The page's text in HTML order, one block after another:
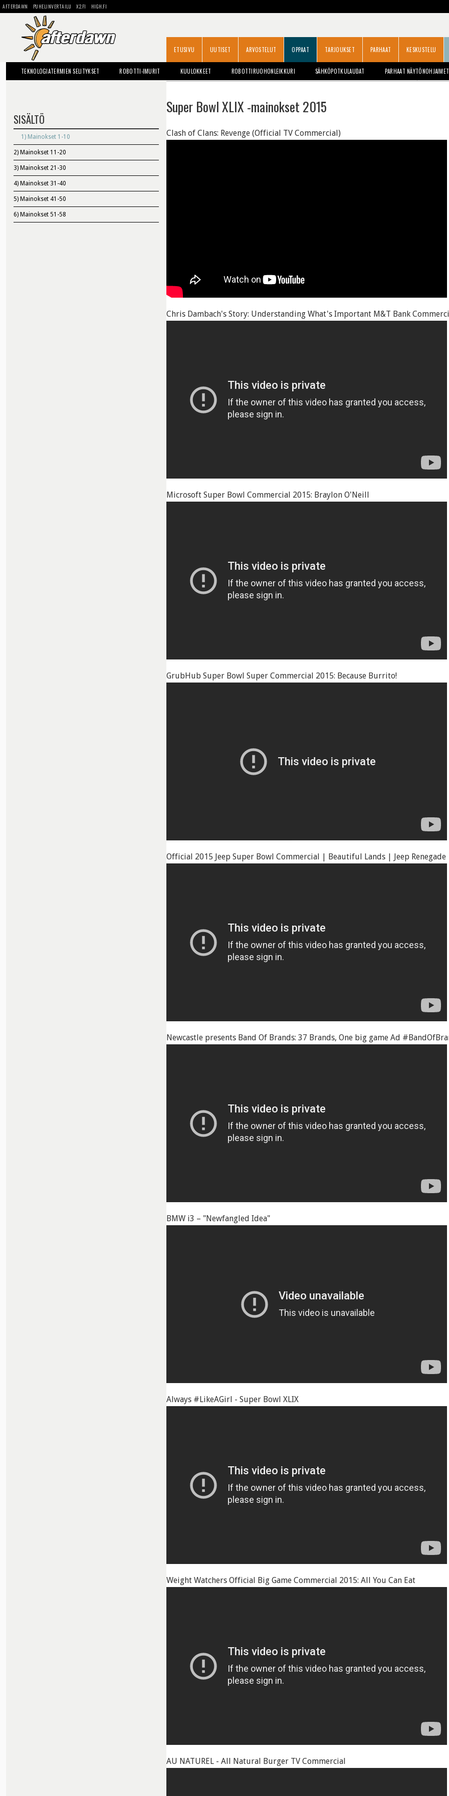
AFTERDAWN PUHELINVERTAILU X2.FI HIGH.FI
ETUSIVU UUTISET ARVOSTELUT OPPAAT TARJOUKSET PARHAAT KESKUSTELU
TEKNOLOGIATERMIEN SELITYKSET ROBOTTI-IMURIT KUULOKKEET ROBOTTIRUOHONLEIKKURI SÄHKÖPOTKULAUDAT PARHAAT NÄYTÖNOHJAIMET
SISÄLTÖ
1) Mainokset 1-10
2) Mainokset 11-20
3) Mainokset 21-30
4) Mainokset 31-40
5) Mainokset 41-50
6) Mainokset 51-58
Super Bowl XLIX -mainokset 2015
Clash of Clans: Revenge (Official TV Commercial)
Chris Dambach's Story: Understanding What's Important M&T Bank
Microsoft Super Bowl Commercial 2015: Braylon O'Neill
GrubHub Super Bowl Super Commercial 2015: Because Burrito!
Official 2015 Jeep Super Bowl Commercial | Beautiful Lands | Jeep Renegade
Newcastle presents Band Of Brands: 37 Brands, One big game Ad
BMW i3 – "Newfangled Idea"
Always #LikeAGirl - Super Bowl XLIX
Weight Watchers Official Big Game Commercial 2015: All You Can Eat
AU NATUREL - All Natural Burger TV Commercial